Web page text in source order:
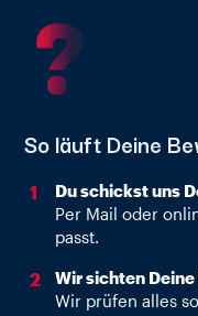
So läuft Deine
Du schickst uns
Per Mail oder
passt.
Wir sichten
Wir prüfen alles